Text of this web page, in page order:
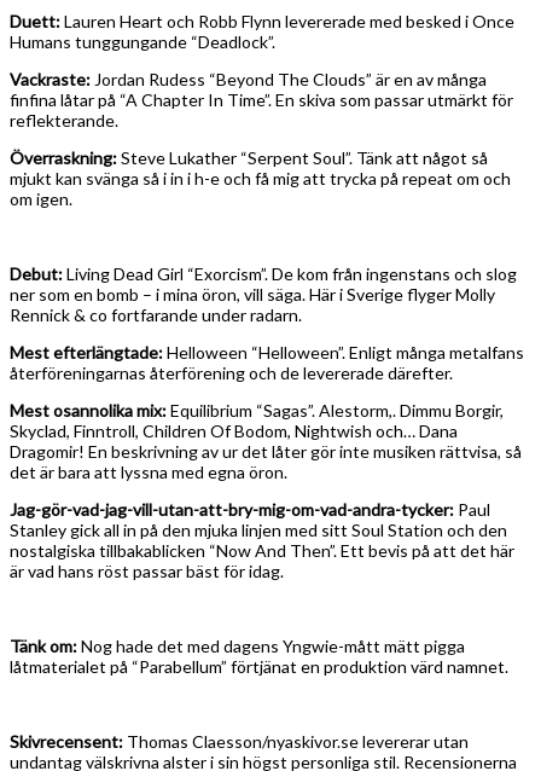
Duett:Lauren Heart och Robb Flynn levererade med besked i Once
Humans tunggungande “Deadlock”.
Vackraste: Jordan Rudess “Beyond The Clouds” är en av många
finfina låtar på “A Chapter In Time”. En skiva som passar utmärkt för
reflekterande.
Överraskning:Steve Lukather “Serpent Soul”. Tänk att något så
mjukt kan svänga så i in i h-e och få mig att trycka på repeat om och
om igen.
Debut:Living Dead Girl “Exorcism”. De kom från ingenstans och slog
ner som en bomb – i mina öron, vill säga. Här i Sverige flyger Molly
Rennick & co fortfarande under radarn.
Mest efterlängtade:Helloween “Helloween”. Enligt många metalfans
återföreningarnas återförening och de levererade därefter.
Mest osannolika mix:Equilibrium “Sagas”. Alestorm,. Dimmu Borgir,
Skyclad, Finntroll, Children Of Bodom, Nightwish och… Dana
Dragomir! En beskrivning av ur det låter gör inte musiken rättvisa, så
det är bara att lyssna med egna öron.
Jag-gör-vad-jag-vill-utan-att-bry-mig-om-vad-andra-tycker: Paul
Stanley gick all in på den mjuka linjen med sitt Soul Station och den
nostalgiska tillbakablicken “Now And Then”. Ett bevis på att det här
är vad hans röst passar bäst för idag.
Tänk om:Nog hade det med dagens Yngwie-mått mätt pigga
låtmaterialet på “Parabellum” förtjänat en produktion värd namnet.
Skivrecensent: Thomas Claesson/nyaskivor.se levererar utan
undantag välskrivna alster i sin högst personliga stil. Recensionerna